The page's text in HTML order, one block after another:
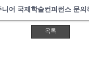
니어 국제학술컨퍼런스 문의